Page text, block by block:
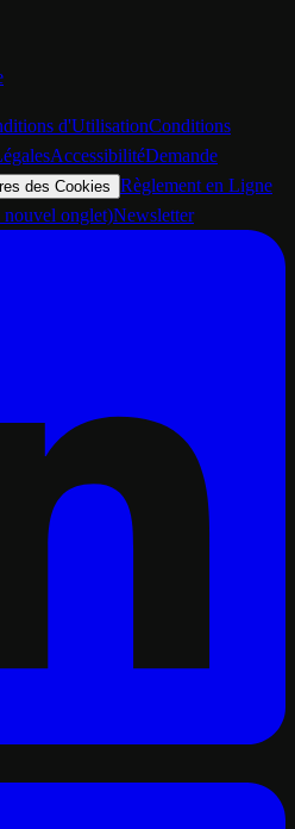
d'UtilisationConditions
AccessibilitéDemande
des Cookies Règlement en Ligne
nouvel onglet)Newsletter